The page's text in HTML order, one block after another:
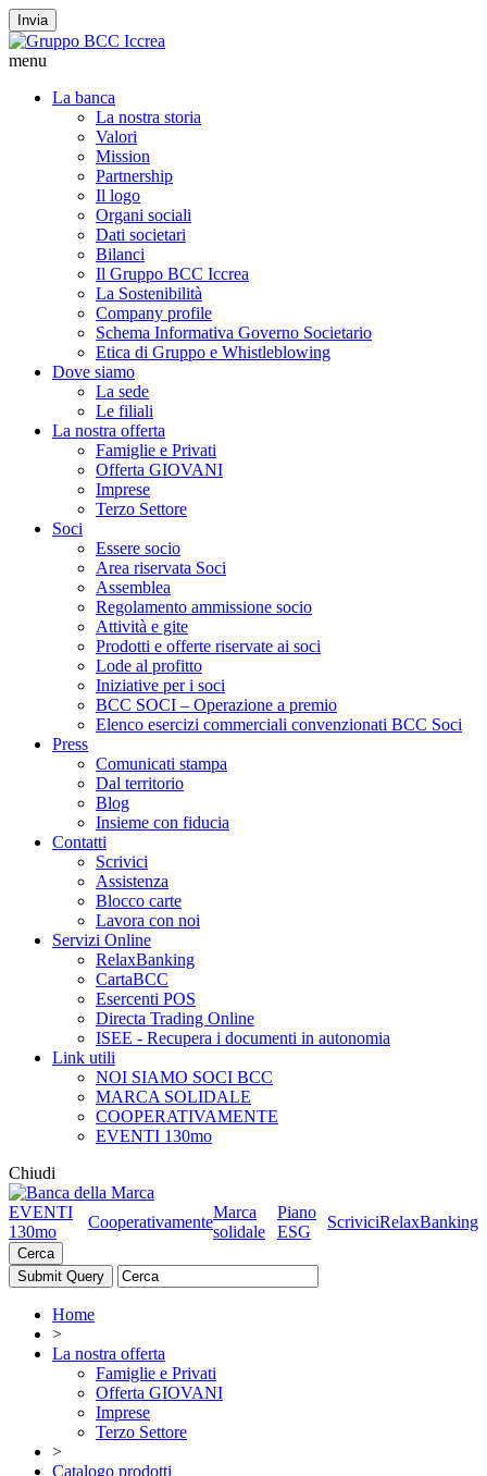
Invia
menu
La banca
La nostra storia
Valori
Mission
Partnership
Il logo
Organi sociali
Dati societari
Bilanci
Il Gruppo BCC Iccrea
La Sostenibilità
Company profile
Schema Informativa Governo Societario
Etica di Gruppo e Whistleblowing
Dove siamo
La sede
Le filiali
La nostra offerta
Famiglie e Privati
Offerta GIOVANI
Imprese
Terzo Settore
Soci
Essere socio
Area riservata Soci
Assemblea
Regolamento ammissione socio
Attività e gite
Prodotti e offerte riservate ai soci
Lode al profitto
Iniziative per i soci
BCC SOCI – Operazione a premio
Elenco esercizi commerciali convenzionati BCC Soci
Press
Comunicati stampa
Dal territorio
Blog
Insieme con fiducia
Contatti
Scrivici
Assistenza
Blocco carte
Lavora con noi
Servizi Online
RelaxBanking
CartaBCC
Esercenti POS
Directa Trading Online
ISEE - Recupera i documenti in autonomia
Link utili
NOI SIAMO SOCI BCC
MARCA SOLIDALE
COOPERATIVAMENTE
EVENTI 130mo
Chiudi
EVENTI
130mo
Cooperativamente
Marca
solidale
Piano
ESG
ScriviciRelaxBanking
Cerca
Home
>
La nostra offerta
Famiglie e Privati
Offerta GIOVANI
Imprese
Terzo Settore
>
Catalogo prodotti